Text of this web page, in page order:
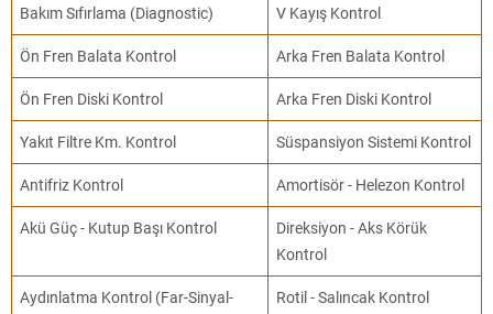
Bakım Sıfırlama (Diagnostic) V Kayış Kontrol
Ön Fren Balata Kontrol Arka Fren Balata Kontrol
Ön Fren Diski Kontrol Arka Fren Diski Kontrol
Yakıt Filtre Km. Kontrol Süspansiyon Sistemi Kontrol
Antifriz Kontrol Amortisör - Helezon Kontrol
Akü Güç - Kutup Başı Kontrol
Direksiyon - Aks Körük
Kontrol
Aydınlatma Kontrol (Far-Sinyal-
Rotil - Salıncak Kontrol